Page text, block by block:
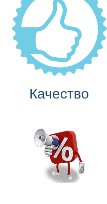
Качество